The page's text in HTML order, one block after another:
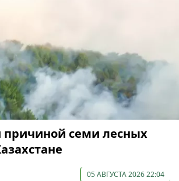
причиной семи лесных
05 АВГУСТА 2026 22:04